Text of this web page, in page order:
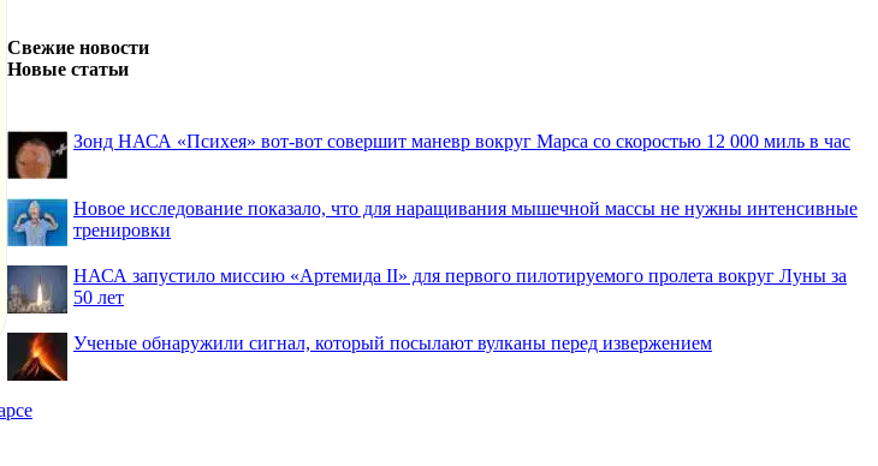
Свежие новости
Новые статьи
Зонд НАСА «Психея» вот-вот совершит маневр вокруг Марса со скоростью 12 000 миль в час
Новое исследование показало, что для наращивания мышечной массы не нужны интенсивные
тренировки
НАСА запустило миссию «Артемида II» для первого пилотируемого пролета вокруг Луны за
50 лет
Ученые обнаружили сигнал, который посылают вулканы перед извержением